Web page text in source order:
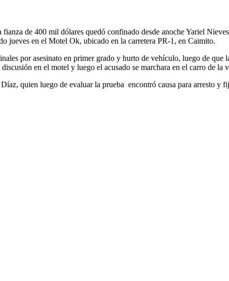
de 400 mil dólares quedó confinado desde anoche Yariel
jueves en el Motel Ok, ubicado en la carretera PR-1, en Caimito.
por asesinato en primer grado y hurto de vehículo, luego de
en el motel y luego el acusado se marchara en el carro de la
quien luego de evaluar la prueba encontró causa para arresto y